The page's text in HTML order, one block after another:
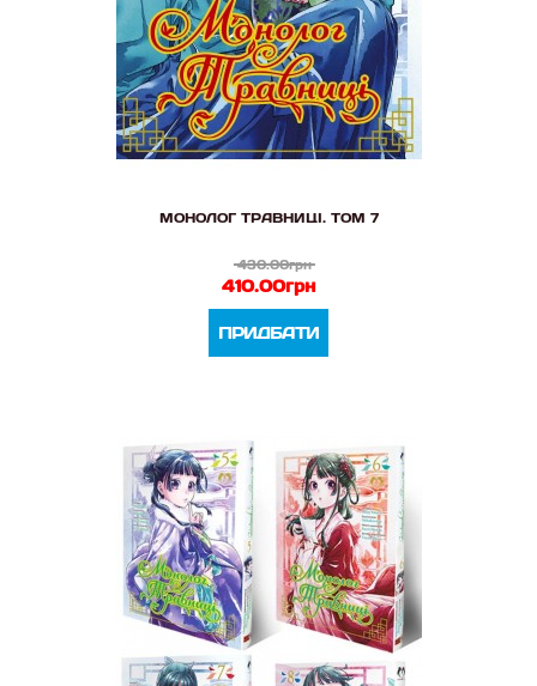
МОНОЛОГ ТРАВНИЦІ. ТОМ 7
430.00грн
410.00грн
ПРИДБАТИ